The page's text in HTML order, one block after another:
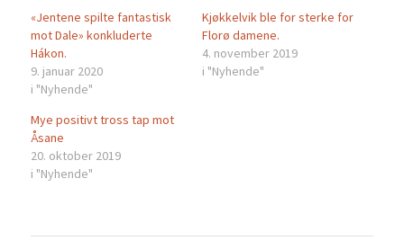
«Jentene spilte fantastisk
mot Dale» konkluderte
Hákon.
9. januar 2020
i "Nyhende"
Kjøkkelvik ble for sterke for
Florø damene.
4. november 2019
i "Nyhende"
Mye positivt tross tap mot
Åsane
20. oktober 2019
i "Nyhende"